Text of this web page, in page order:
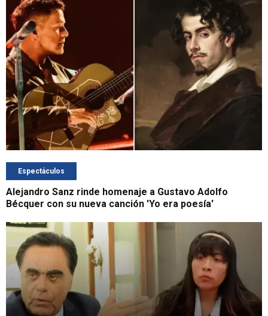
Espectáculos
Alejandro Sanz rinde homenaje a Gustavo Adolfo
Bécquer con su nueva canción 'Yo era poesía'